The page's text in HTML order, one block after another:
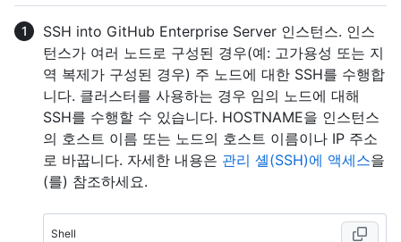
SSH into GitHub Enterprise Server 인스턴스. 인스
턴스가 여러 노드로 구성된 경우(예: 고가용성 또는 지
역 복제가 구성된 경우) 주 노드에 대한 SSH를 수행합
니다. 클러스터를 사용하는 경우 임의 노드에 대해
SSH를 수행할 수 있습니다. HOSTNAME을 인스턴스
의 호스트 이름 또는 노드의 호스트 이름이나 IP 주소
로 바꿉니다. 자세한 내용은 관리 셸(SSH)에 액세스을
(를) 참조하세요.
Shell